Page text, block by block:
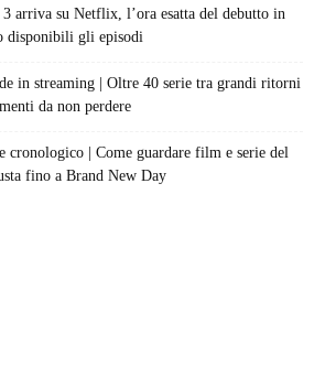
arriva su Netflix, l’ora esatta del debutto in
disponibili gli episodi
in streaming | Oltre 40 serie tra grandi ritorni
da non perdere
| Come guardare film e serie del
fino a Brand New Day